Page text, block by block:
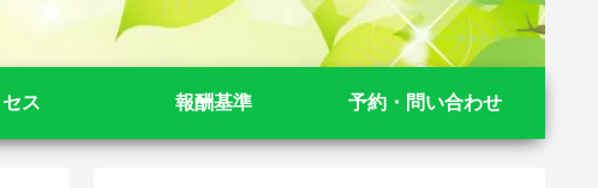
ス 報酬基準 予約・問い合わせ